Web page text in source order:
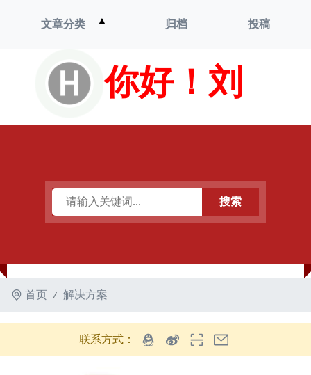
你好！刘
文章分类 ▲
单
归档 投稿
搜索
首页 解决方案
联系方式：